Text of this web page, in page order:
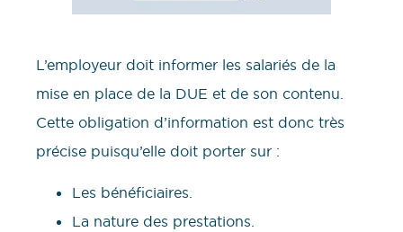
L’employeur doit informer les salariés de la
mise en place de la DUE et de son contenu.
Cette obligation d’information est donc très
précise puisqu’elle doit porter sur :
Les bénéficiaires.
La nature des prestations.